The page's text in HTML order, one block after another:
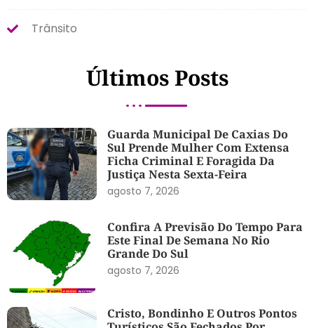
Trânsito
Últimos Posts
Guarda Municipal De Caxias Do
Sul Prende Mulher Com Extensa
Ficha Criminal E Foragida Da
Justiça Nesta Sexta-Feira
agosto 7, 2026
Confira A Previsão Do Tempo Para
Este Final De Semana No Rio
Grande Do Sul
agosto 7, 2026
Cristo, Bondinho E Outros Pontos